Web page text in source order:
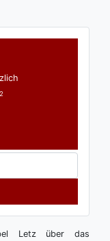
2
Letz über das